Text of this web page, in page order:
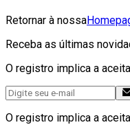
Retornar à nossa
Receba as últimas
O registro implica a
O registro implica a